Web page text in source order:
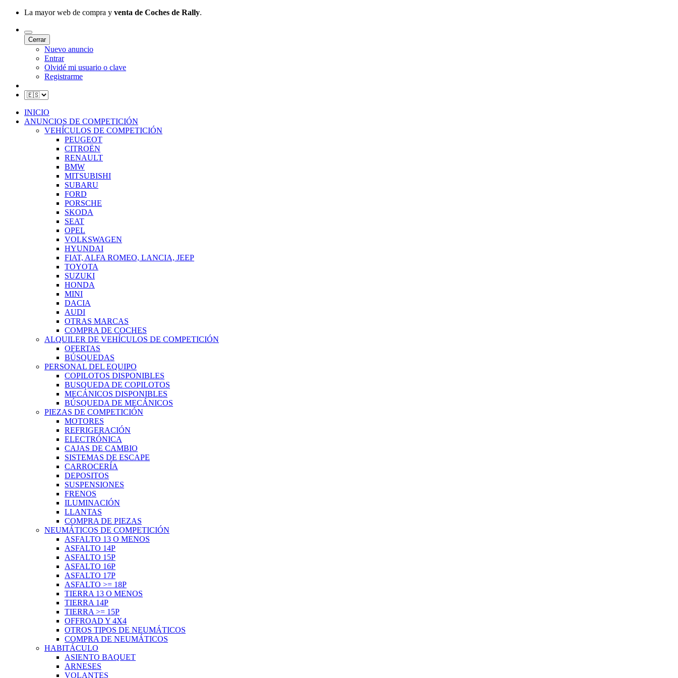
La mayor web de compra y venta de Coches de Rally.
Cerrar
Nuevo anuncio
Entrar
Olvidé mi usuario o clave
Registrarme
INICIO
ANUNCIOS DE COMPETICIÓN
VEHÍCULOS DE COMPETICIÓN
PEUGEOT
CITROËN
RENAULT
BMW
MITSUBISHI
SUBARU
FORD
PORSCHE
SKODA
SEAT
OPEL
VOLKSWAGEN
HYUNDAI
FIAT, ALFA ROMEO, LANCIA, JEEP
TOYOTA
SUZUKI
HONDA
MINI
DACIA
AUDI
OTRAS MARCAS
COMPRA DE COCHES
ALQUILER DE VEHÍCULOS DE COMPETICIÓN
OFERTAS
BÚSQUEDAS
PERSONAL DEL EQUIPO
COPILOTOS DISPONIBLES
BUSQUEDA DE COPILOTOS
MECÁNICOS DISPONIBLES
BÚSQUEDA DE MECÁNICOS
PIEZAS DE COMPETICIÓN
MOTORES
REFRIGERACIÓN
ELECTRÓNICA
CAJAS DE CAMBIO
SISTEMAS DE ESCAPE
CARROCERÍA
DEPOSITOS
SUSPENSIONES
FRENOS
ILUMINACIÓN
LLANTAS
COMPRA DE PIEZAS
NEUMÁTICOS DE COMPETICIÓN
ASFALTO 13 O MENOS
ASFALTO 14P
ASFALTO 15P
ASFALTO 16P
ASFALTO 17P
ASFALTO >= 18P
TIERRA 13 O MENOS
TIERRA 14P
TIERRA >= 15P
OFFROAD Y 4X4
OTROS TIPOS DE NEUMÁTICOS
COMPRA DE NEUMÁTICOS
HABITÁCULO
ASIENTO BAQUET
ARNESES
VOLANTES